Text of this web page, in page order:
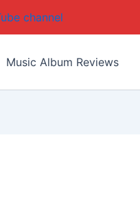
channel
Music Album Reviews